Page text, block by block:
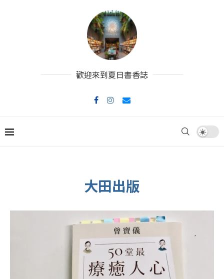
歡迎來到夏日書香誌
大田出版